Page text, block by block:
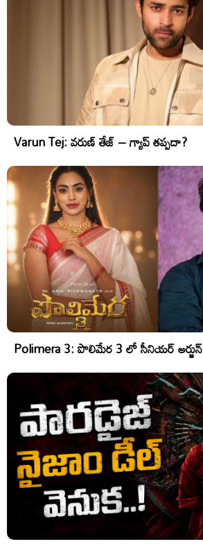
Varun Tej: వరుణ్ తేజ్ – గ్యాప్ తప్పదా?
Polimera 3: పొలిమేర 3 లో సీనియర్ అర్జున్